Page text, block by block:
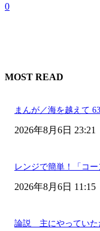
0
MOST READ
まんが／海を越えて
2026年8月6日 23:21
レンジで簡単！「コ
2026年8月6日 11:15
論説 主にやっていた